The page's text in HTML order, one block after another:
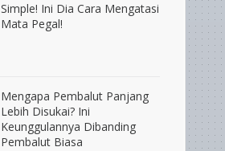
Simple! Ini Dia Cara Mengatasi
Mata Pegal!
Mengapa Pembalut Panjang
Lebih Disukai? Ini
Keunggulannya Dibanding
Pembalut Biasa